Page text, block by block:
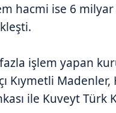
hacmi ise 6
işlem yapan
Kıymetli
ile Kuveyt Türk